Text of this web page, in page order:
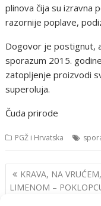
plinova čija su izravna
razornije poplave,
Dogovor je postignut,
sporazum 2015.
zatopljenje proizvodi
superoluja.
Čuda prirode
PGŽ i Hrvatska
Navigacija
objava
KRAVA, NA VRUĆEM,
LIMENOM –